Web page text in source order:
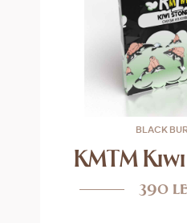
BLACK
KMTM
390